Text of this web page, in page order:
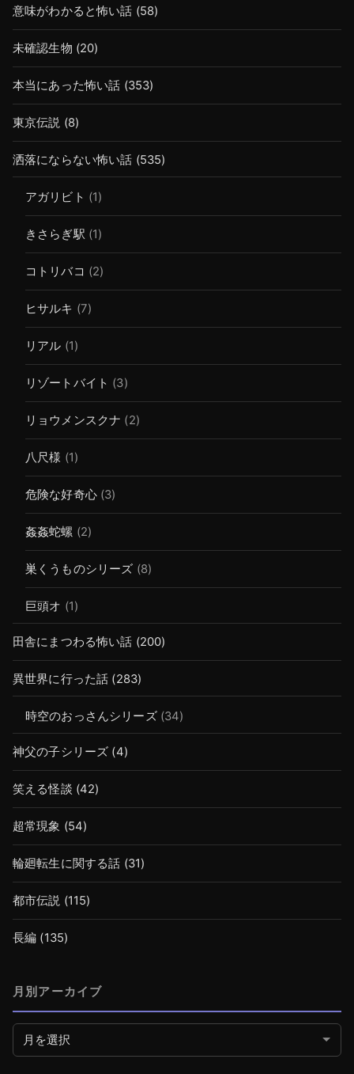
意味がわかると怖い話 (58)
未確認生物 (20)
本当にあった怖い話 (353)
東京伝説 (8)
洒落にならない怖い話 (535)
アガリビト (1)
きさらぎ駅 (1)
コトリバコ (2)
ヒサルキ (7)
リアル (1)
リゾートバイト (3)
リョウメンスクナ (2)
八尺様 (1)
危険な好奇心(3)
姦姦蛇螺 (2)
巣くうものシリーズ (8)
巨頭オ (1)
田舎にまつわる怖い話 (200)
異世界に行った話 (283)
時空のおっさんシリーズ(34)
神父の子シリーズ (4)
笑える怪談 (42)
超常現象 (54)
輪廻転生に関する話 (31)
都市伝説 (115)
長編 (135)
月別アーカイブ
月別アーカイブ